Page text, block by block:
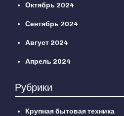
Октябрь 2024
Сентябрь 2024
Август 2024
Апрель 2024
Рубрики
Крупная бытовая техника